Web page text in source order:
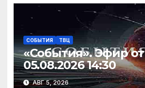
СОБЫТИЯ ТВЦ
«События». Эфир от
05.08.2026 14:30
АВГ 5, 2026